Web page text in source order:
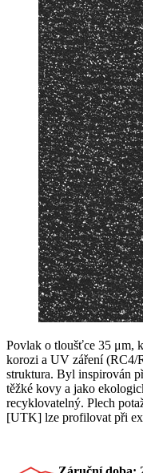
Povlak o tloušťce 35 μm,
korozi a UV záření (RC4/
struktura. Byl inspirován
těžké kovy a jako
recyklovatelný. Plech
[UTK] lze profilovat při